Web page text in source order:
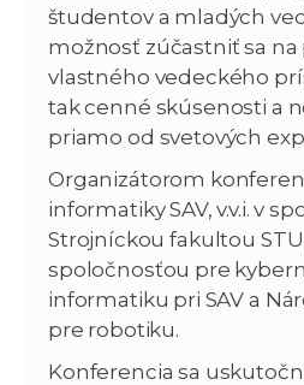
študentov a mladých
možnosť zúčastniť sa na
vlastného vedeckého
tak cenné skúsenosti a
priamo od svetových
Organizátorom
informatiky SAV, v.v.i. v
Strojníckou fakultou
spoločnosťou pre
informatiku pri SAV a
pre robotiku.
Konferencia sa